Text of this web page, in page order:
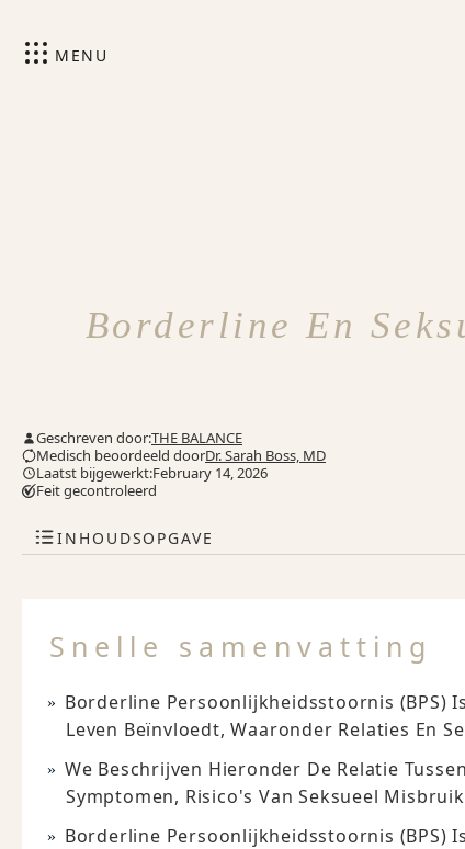
MENU
Borderline En
Geschreven door:THE BALANCE
Medisch beoordeeld doorDr. Sarah Boss, MD
Laatst bijgewerkt:February 14, 2026
Feit gecontroleerd
INHOUDSOPGAVE
Snelle samenvatting
Borderline Persoonlijkheidsstoornis (BPS)
Leven Beïnvloedt, Waaronder Relaties En
We Beschrijven Hieronder De Relatie
Symptomen, Risico's Van Seksueel
Borderline Persoonlijkheidsstoornis (BPS)